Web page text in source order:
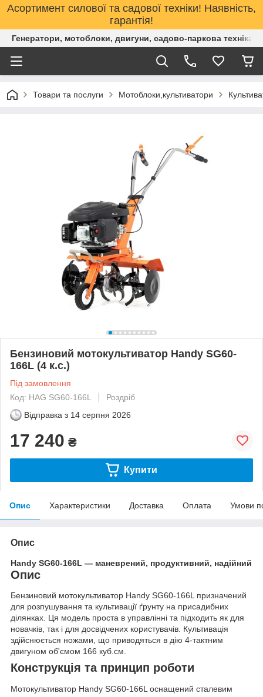
Асортимент силової та садової техніки! Наявність,
гарантія!
Генератори, мотоблоки, двигуни, садово-паркова техніка.
Товари та послуги Мотоблоки,культиватори
Бензиновий мотокультиватор Handy SG60-
166L (4 к.с.)
Під замовлення
Код: HAG SG60-166L
Роздріб
Відправка з 14 серпня 2026
17 240 ₴
Купити
Опис Характеристики Доставка Оплата Умови
Опис
Handy SG60-166L — маневрений, продуктивний, надійний
Опис
Бензиновий мотокультиватор Handy SG60-166L призначений
для розпушування та культивації ґрунту на присадибних
ділянках. Ця модель проста в управлінні та підходить як для
новачків, так і для досвідчених користувачів. Культивація
здійснюється ножами, що приводяться в дію 4-тактним
двигуном об'ємом 166 куб.см.
Конструкція та принцип роботи
Мотокультиватор Handy SG60-166L оснащений сталевим